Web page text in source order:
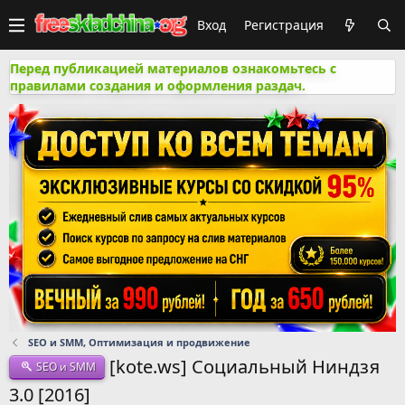
Вход Регистрация
Перед публикацией материалов ознакомьтесь с
правилами создания и оформления раздач.
SEO и SMM, Оптимизация и продвижение
SEO и SMM
[kote.ws] Социальный Ниндзя
3.0 [2016]